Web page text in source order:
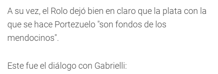
A su vez, el Rolo dejó bien en claro que la plata con la
que se hace Portezuelo "son fondos de los
mendocinos".
Este fue el diálogo con Gabrielli: